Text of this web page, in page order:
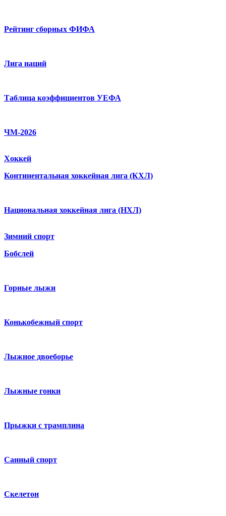
Рейтинг сборных ФИФА
Лига наций
Таблица коэффициентов УЕФА
ЧМ-2026
Хоккей
Континентальная хоккейная лига (КХЛ)
Национальная хоккейная лига (НХЛ)
Зимний спорт
Бобслей
Горные лыжи
Конькобежный спорт
Лыжное двоеборье
Лыжные гонки
Прыжки с трамплина
Санный спорт
Скелетон